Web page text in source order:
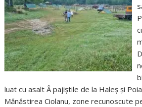
luat cu asalt Â pajiștile de la Haleș și
Mănăstirea Ciolanu, zone recunoscute